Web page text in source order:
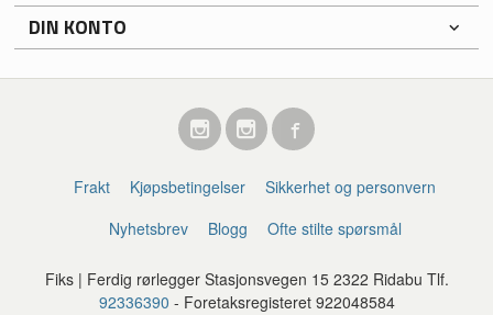
DIN KONTO
Frakt Kjøpsbetingelser
Sikkerhet og personvern
Nyhetsbrev
Blogg Ofte stilte spørsmål
Fiks | Ferdig rørlegger Stasjonsvegen 15 2322 Ridabu Tlf.
92336390 - Foretaksregisteret 922048584